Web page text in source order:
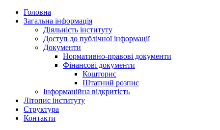
Головна
Загальна інформація
Діяльність інституту
Доступ до публічної інформації
Документи
Нормативно-правові документи
Фінансові документи
Кошторис
Штатний розпис
Інформаційна відкритість
Літопис інституту
Структура
Контакти